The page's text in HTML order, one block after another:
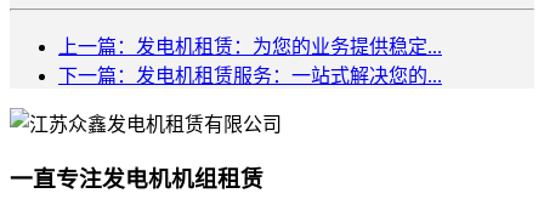
上一篇：发电机租赁：为您的业务提供稳定...
下一篇：发电机租赁服务：一站式解决您的...
一直专注发电机机组租赁